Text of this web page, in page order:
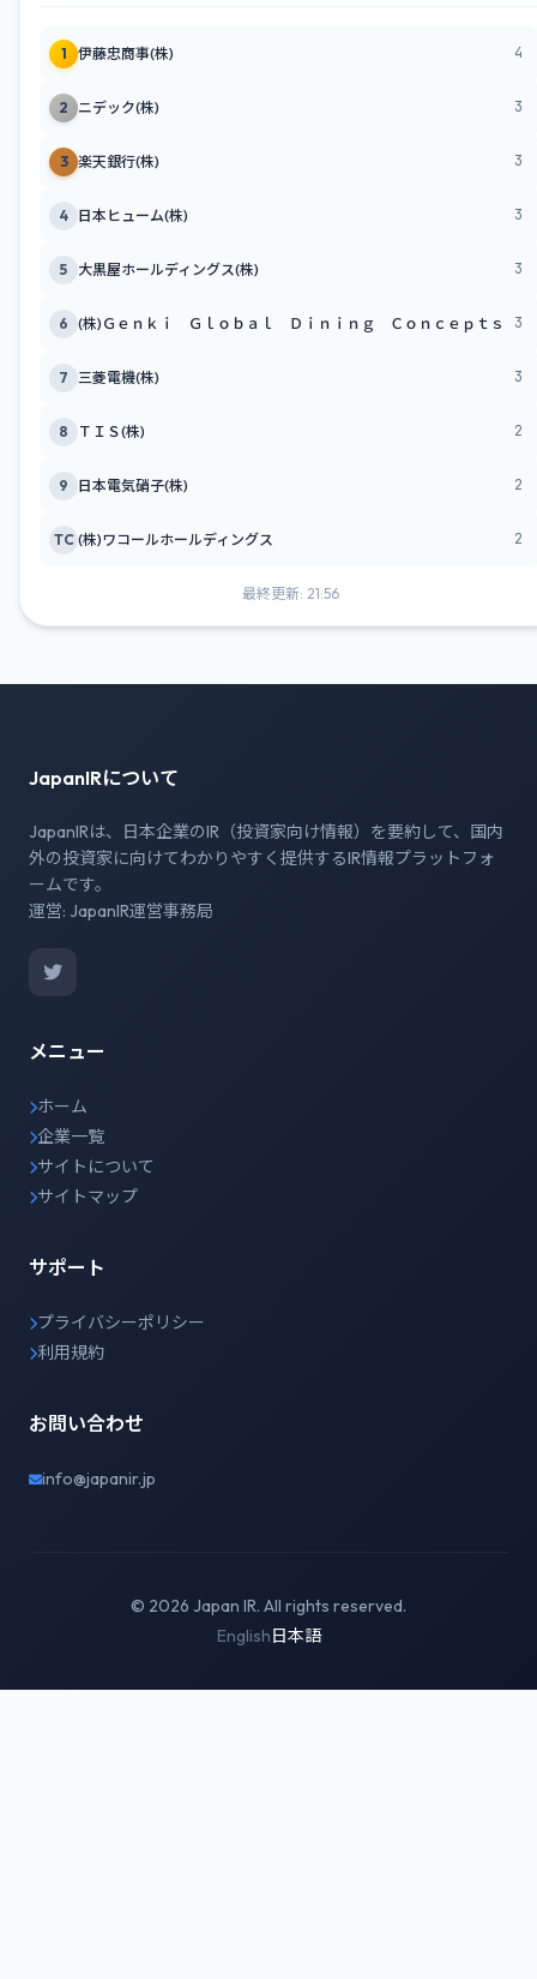
1 伊藤忠商事(株) 4
2 ニデック(株) 3
3 楽天銀行(株) 3
4 日本ヒューム(株) 3
5 大黒屋ホールディングス(株) 3
6 (株)Ｇｅｎｋｉ Ｇｌｏｂａｌ Ｄｉｎｉｎｇ Ｃｏｎｃｅｐｔｓ 3
7 三菱電機(株) 3
8 ＴＩＳ(株) 2
9 日本電気硝子(株) 2
TC (株)ワコールホールディングス 2
最終更新: 21:56
JapanIRについて
JapanIRは、日本企業のIR（投資家向け情報）を要約して、国内
外の投資家に向けてわかりやすく提供するIR情報プラットフォ
ームです。
運営: JapanIR運営事務局
メニュー
ホーム
企業一覧
サイトについて
サイトマップ
サポート
プライバシーポリシー
利用規約
お問い合わせ
info@japanir.jp
© 2026 Japan IR. All rights reserved.
English日本語